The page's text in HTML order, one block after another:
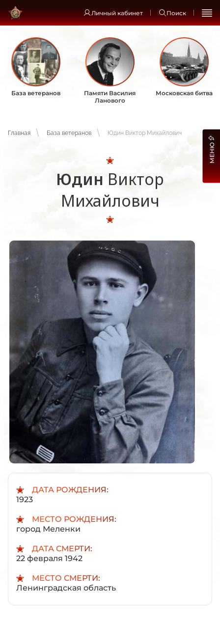
Личный кабинет Поиск
База ветеранов
Памяти Василия
Ланового
Московская битва
Главная База ветеранов Юдин Виктор Михайлович
Юдин Виктор
Михайлович
ДАТА РОЖДЕНИЯ:
1923
МЕСТО РОЖДЕНИЯ:
город Меленки
ДАТА СМЕРТИ:
22 февраля 1942
МЕСТО СМЕРТИ:
Ленинградская область
МЕНЮ